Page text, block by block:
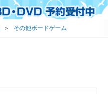
＞ その他ボードゲーム